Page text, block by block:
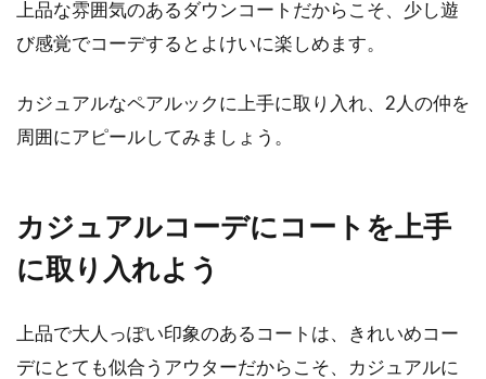
上品な雰囲気のあるダウンコートだからこそ、少し遊
び感覚でコーデするとよけいに楽しめます。
カジュアルなペアルックに上手に取り入れ、2人の仲を
周囲にアピールしてみましょう。
カジュアルコーデにコートを上手
に取り入れよう
上品で大人っぽい印象のあるコートは、きれいめコー
デにとても似合うアウターだからこそ、カジュアルに